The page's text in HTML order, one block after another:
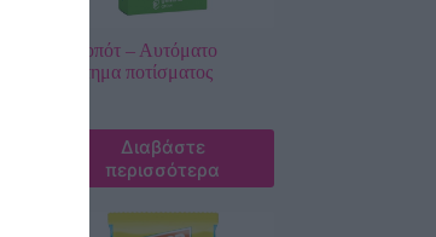
Υδροπότ – Αυτόματο
σύστημα ποτίσματος
Διαβάστε
περισσότερα